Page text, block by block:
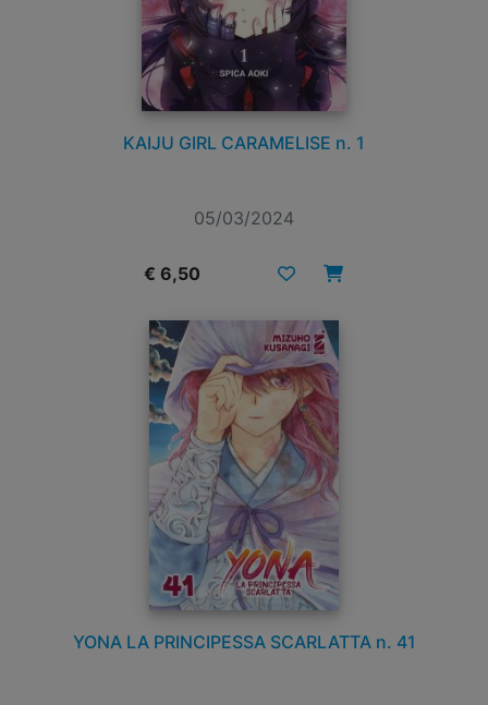
KAIJU GIRL CARAMELISE n. 1
05/03/2024
€ 6,50
YONA LA PRINCIPESSA SCARLATTA n. 41